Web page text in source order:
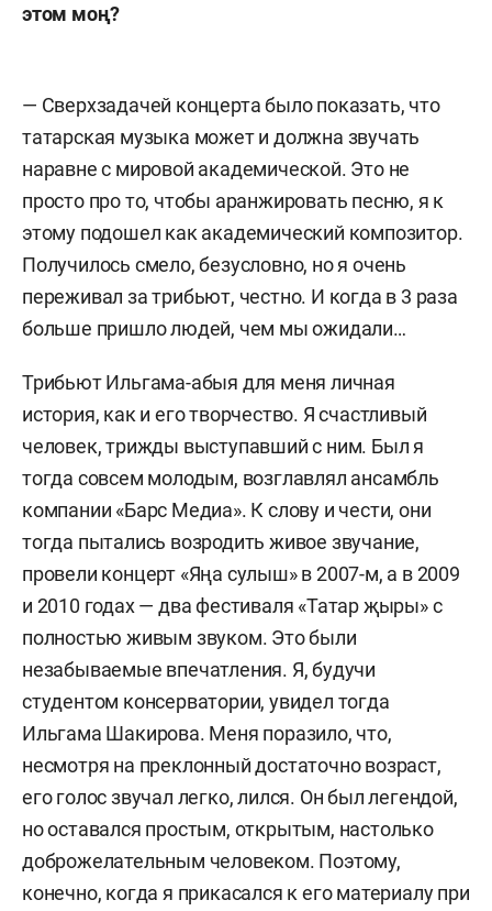
этом моң?
— Сверхзадачей концерта было показать, что
татарская музыка может и должна звучать
наравне с мировой академической. Это не
просто про то, чтобы аранжировать песню, я к
этому подошел как академический композитор.
Получилось смело, безусловно, но я очень
переживал за трибьют, честно. И когда в 3 раза
больше пришло людей, чем мы ожидали…
Трибьют Ильгама-абыя для меня личная
история, как и его творчество. Я счастливый
человек, трижды выступавший с ним. Был я
тогда совсем молодым, возглавлял ансамбль
компании «Барс Медиа». К слову и чести, они
тогда пытались возродить живое звучание,
провели концерт «Яңа сулыш» в 2007-м, а в 2009
и 2010 годах — два фестиваля «Татар җыры» с
полностью живым звуком. Это были
незабываемые впечатления. Я, будучи
студентом консерватории, увидел тогда
Ильгама Шакирова. Меня поразило, что,
несмотря на преклонный достаточно возраст,
его голос звучал легко, лился. Он был легендой,
но оставался простым, открытым, настолько
доброжелательным человеком. Поэтому,
конечно, когда я прикасался к его материалу при